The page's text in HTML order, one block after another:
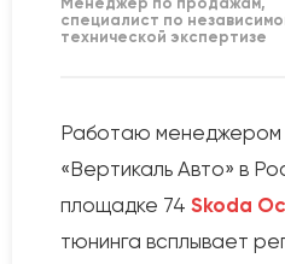
специалист по
технической экспертизе
Работаю менеджером
«Вертикаль Авто» в
площадке 74 Skoda
тюнинга всплывает